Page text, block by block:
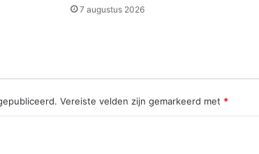
7 augustus 2026
Vereiste velden zijn gemarkeerd met *